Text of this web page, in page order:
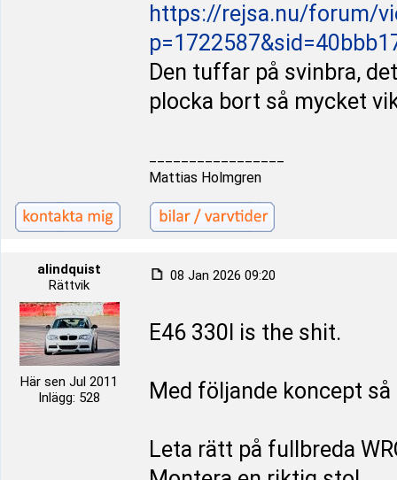
https://rejsa.nu/forum/
Den tuffar på svinbra,
plocka bort så mycket
Mattias Holmgren
alindquist
Rättvik
Här sen Jul 2011
Inlägg: 528
08 Jan 2026 09:20
E46 330I is the shit.
Med följande koncept
Leta rätt på fullbreda